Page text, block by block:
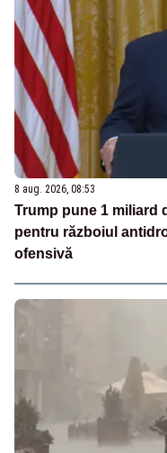
8 aug. 2026, 08:53
Trump pune 1 miliard
pentru războiul
ofensivă